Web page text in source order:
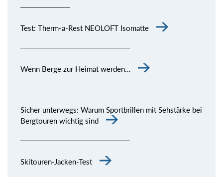
Test: Therm-a-Rest NEOLOFT Isomatte
Wenn Berge zur Heimat werden…
Sicher unterwegs: Warum Sportbrillen mit Sehstärke bei
Bergtouren wichtig sind
Skitouren-Jacken-Test